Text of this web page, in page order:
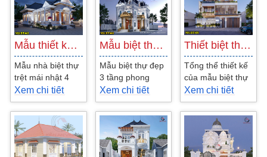
Mẫu thiết kế nhà biệt thự trệt mái Nhật…
Mẫu nhà biệt thự
trệt mái nhật 4
phòng ngủ đẹp
sau có diện tích
sàn xây dựng
rộng...
Xem chi tiết
Mẫu biệt thự 3 tầng cổ điển Pháp 320m2…
Mẫu biệt thự đẹp
3 tầng phong
cách cổ điển kiểu
pháp đẳng cấp
đã được thiết
kế...
Xem chi tiết
Thiết biệt thự vườn hiện đại 3 tầng…
Tổng thể thiết kế
của mẫu biệt thự
có bể bơi BT459
tạo sự độc đáo và
ấn tượng...
Xem chi tiết